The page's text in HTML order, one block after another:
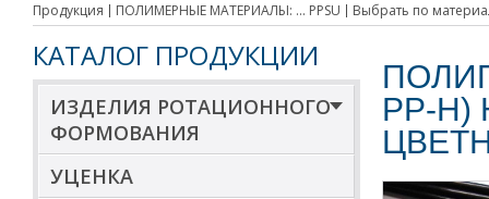
Продукция ПОЛИМЕРНЫЕ МАТЕРИАЛЫ: ... PPSU Выбрать по
КАТАЛОГ ПРОДУКЦИИ
ИЗДЕЛИЯ РОТАЦИОННОГО
ФОРМОВАНИЯ
УЦЕНКА
PP-